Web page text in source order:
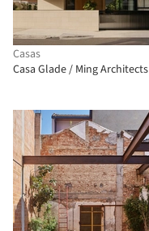
Casas
Casa Glade / Ming Architects